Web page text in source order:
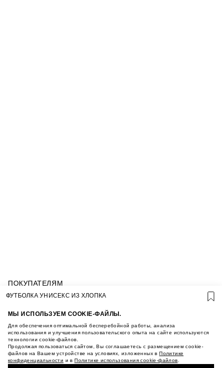
МЫ ИСПОЛЬЗУЕМ COOKIE-ФАЙЛЫ.
Для обеспечения оптимальной бесперебойной работы, анализа
использования и улучшения пользовательского опыта на сайте используются
технологии cookie-файлов.
Продолжая пользоваться сайтом, Вы соглашаетесь с размещением cookie-
файлов на Вашем устройстве на условиях, изложенных вПолитике
конфиденциальности и вПолитике использования cookie-файлов
ПОКУПАТЕЛЯМ
УСЛОВИЯ ИСПОЛЬЗОВАНИЯ ПОДАРОЧНЫХ
ПОЛИТИКА КОНФИДЕНЦИАЛЬНОСТИ
ПОЛИТИКА COOKIE
УСЛОВИЯ ПОКУПКИ
О НАС
МАГАЗИНЫ
КАРЬЕРА
ФУТБОЛКА УНИСЕКС ИЗ ХЛОПКА
КУПИТЬ + ПОЛУЧИТЬ В МАГАЗИНЕ MAAG